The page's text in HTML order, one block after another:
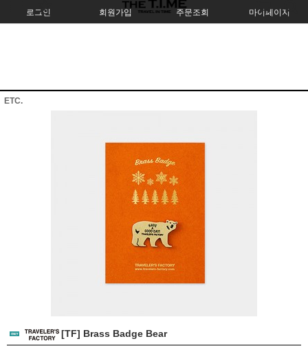
로그인 회원가입 주문조회 마이페이지
ETC.
[TF] Brass Badge Bear